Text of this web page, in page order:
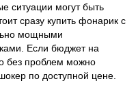
ситуации могут быть
сразу купить фонарик с
мощными
Если бюджет на
без проблем можно
по доступной цене.